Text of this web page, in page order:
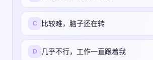
C 比较难，脑子还在转
D 几乎不行，工作一直跟着我